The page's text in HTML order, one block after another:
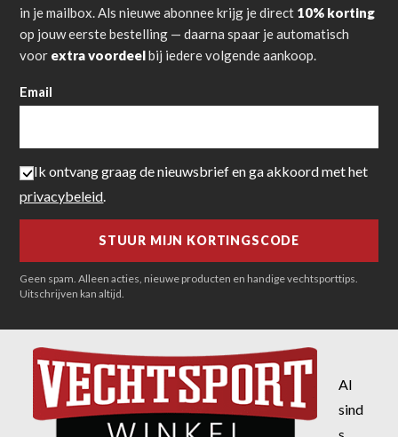
in je mailbox. Als nieuwe abonnee krijg je direct 10% korting
op jouw eerste bestelling — daarna spaar je automatisch
voor extra voordeelbij iedere volgende aankoop.
Email
Ik ontvang graag de nieuwsbrief en ga akkoord met het
privacybeleid
Geen spam. Alleen acties, nieuwe producten en handige vechtsporttips.
Uitschrijven kan altijd.
Al
sind
s